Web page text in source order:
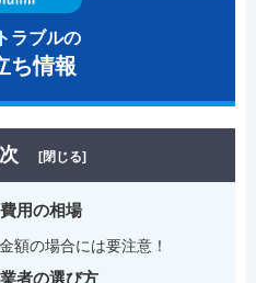
ラブルの
ち情報
次 [閉じる]
用の相場
額の場合には要注意！
者の選び方